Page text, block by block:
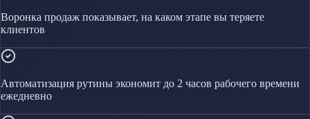
Воронка продаж показывает, на каком этапе вы теряете
клиентов
Автоматизация рутины экономит до 2 часов рабочего времени
ежедневно